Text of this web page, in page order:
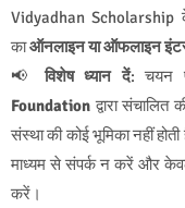
Vidyadhan Scholarship
काऑनलाइन या ऑफलाइन
📢विशेष ध्यान दें: चयन
Foundation द्वारा
संस्था की कोई भूमिका नहीं
माध्यम से संपर्क न करें और
करें।